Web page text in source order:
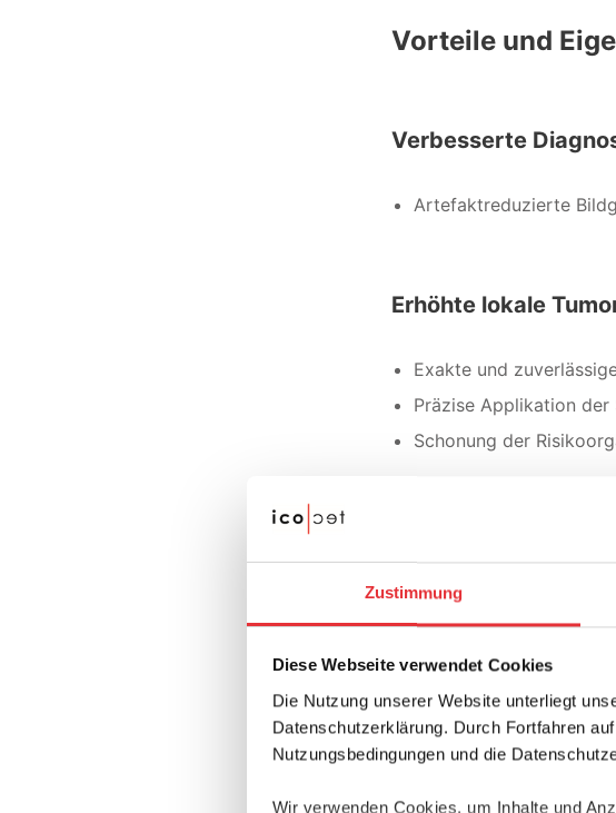
Zustimmung
Diese Webseite verwendet Cookies
Die Nutzung unserer Website unterliegt
Datenschutzerklärung. Durch Fortfahren
Nutzungsbedingungen und die
Wir verwenden Cookies, um Inhalte und
Vorteile und
Verbesserte
Artefaktreduzierte
Erhöhte lokale
Exakte und
Präzise Applikation der
Schonung der
Grossflächige,
Hohe
Hohe Modularität mit